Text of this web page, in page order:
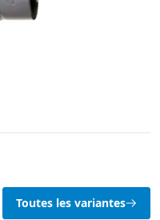
Toutes les variantes